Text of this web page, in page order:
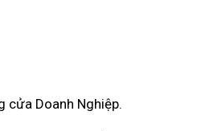
cửa Doanh Nghiệp.